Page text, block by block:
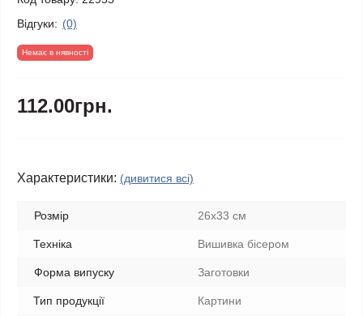
Відгуки: (0)
Немає в нявності
112.00грн.
Характеристики: (дивитися всі)
Розмір 26х33 см
Техніка Вишивка бісером
Форма випуску Заготовки
Тип продукції Картини